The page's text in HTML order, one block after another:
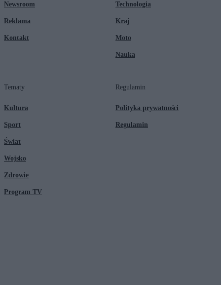
Newsroom
Reklama
Kontakt
Technologia
Kraj
Moto
Nauka
Tematy
Kultura
Sport
Świat
Wojsko
Zdrowie
Program TV
Regulamin
Polityka prywatności
Regulamin